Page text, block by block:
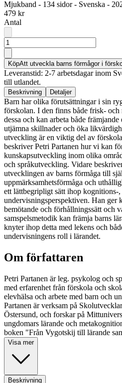
Mjukband - 134 sidor- Svenska -
479 kr
Antal
KöpAtt utveckla barns förmågor i
Leveranstid: 2-7 arbetsdagar inom
till utlandet.
Beskrivning Detaljer
Barn har olika förutsättningar i sin
förskolan. I den finns både frisk-
dessa och kan arbeta både
utjämna skillnader och öka
utveckling är en viktig del av
beskriver Petri Partanen hur vi kan
kunskapsutveckling inom olika
och språkutveckling. Vidare
utvecklingen av barns förmåga till
uppmärksamhetsförmåga och
ett lättbegripligt sätt ihop kognitions-
undervisningsperspektiven. Han ger
bemötande och förhållningssätt och
samspelsmetodik kan främja barns
knyter ihop detta med lekens och
undervisningens roll i lärandet.
Om författaren
Petri Partanen är leg. psykolog och
med erfarenhet från förskola och
elevhälsa och arbete med barn och
Partanen är verksam på
Östersund, och forskar på
ungdomars lärande och
boken "Från Vygotskij till lärande
Visa mer
Beskrivning